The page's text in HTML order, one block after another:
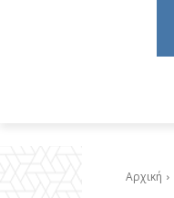
Αρχική